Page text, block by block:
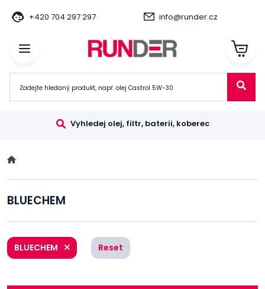
+420 704 297 297 info@runder.cz
Vyhledej olej, filtr, baterii, koberec
BLUECHEM
BLUECHEM Reset